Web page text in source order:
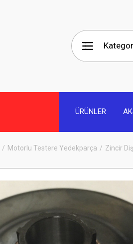
ÜRÜNLER
Motorlu Testere Yedekparça Zincir